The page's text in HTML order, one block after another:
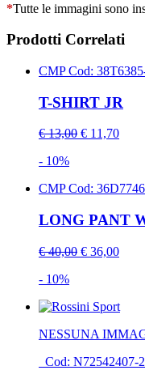
*Tutte le immagini sono
Prodotti Correlati
CMPCod:
T-SHIRT JR
€ 13,00 € 11,70
- 10%
CMPCod:
LONG PANT
€ 40,00 € 36,00
- 10%
NESSUNA
Cod: N72542407-